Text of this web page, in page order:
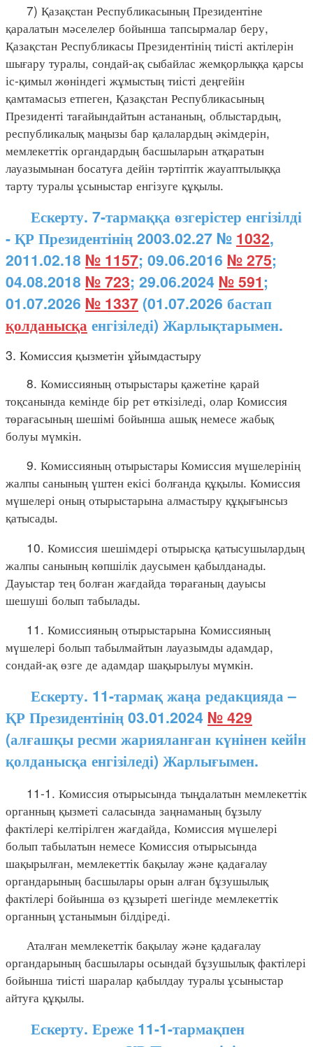
7) Қазақстан Республикасының Президентіне
қаралатын мәселелер бойынша тапсырмалар беру,
Қазақстан Республикасы Президентінің тиісті актілерін
шығару туралы, сондай-ақ сыбайлас жемқорлыққа қарсы
іс-қимыл жөніндегі жұмыстың тиісті деңгейін
қамтамасыз етпеген, Қазақстан Республикасының
Президенті тағайындайтын астананың, облыстардың,
республикалық маңызы бар қалалардың әкімдерін,
мемлекеттік органдардың басшыларын атқаратын
лауазымынан босатуға дейін тәртіптік жауаптылыққа
тарту туралы ұсыныстар енгізуге құқылы.
Ескерту. 7-тармаққа өзгерістер енгізілді
- ҚР Президентінің 2003.02.27 № 1032,
2011.02.18 № 1157; 09.06.2016 № 275;
04.08.2018 № 723; 29.06.2024 № 591;
01.07.2026 № 1337 (01.07.2026 бастап
қолданысқаенгізіледі) Жарлықтарымен.
3. Комиссия қызметін ұйымдастыру
8. Комиссияның отырыстары қажетіне қарай
тоқсанында кемінде бір рет өткізіледі, олар Комиссия
төрағасының шешімі бойынша ашық немесе жабық
болуы мүмкін.
9. Комиссияның отырыстары Комиссия мүшелерінің
жалпы санының үштен екісі болғанда құқылы. Комиссия
мүшелері оның отырыстарына алмастыру құқығынсыз
қатысады.
10. Комиссия шешімдері отырысқа қатысушылардың
жалпы санының көпшілік даусымен қабылданады.
Дауыстар тең болған жағдайда төрағаның дауысы
шешуші болып табылады.
11. Комиссияның отырыстарына Комиссияның
мүшелері болып табылмайтын лауазымды адамдар,
сондай-ақ өзге де адамдар шақырылуы мүмкін.
Ескерту. 11-тармақ жаңа редакцияда –
ҚР Президентінің 03.01.2024 № 429
(алғашқы ресми жарияланған күнінен кейiн
қолданысқа енгізіледі) Жарлығымен.
11-1. Комиссия отырысында тыңдалатын мемлекеттік
органның қызметі саласында заңнаманың бұзылу
фактілері келтірілген жағдайда, Комиссия мүшелері
болып табылатын немесе Комиссия отырысында
шақырылған, мемлекеттік бақылау және қадағалау
органдарының басшылары орын алған бұзушылық
фактілері бойынша өз құзыреті шегінде мемлекеттік
органның ұстанымын білдіреді.
Аталған мемлекеттік бақылау және қадағалау
органдарының басшылары осындай бұзушылық фактілері
бойынша тиісті шаралар қабылдау туралы ұсыныстар
айтуға құқылы.
Ескерту. Ереже 11-1-тармақпен